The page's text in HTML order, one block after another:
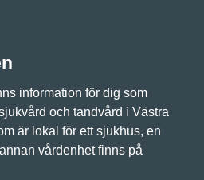
information för dig som
och tandvård i Västra
är lokal för ett sjukhus, en
vårdenhet finns på